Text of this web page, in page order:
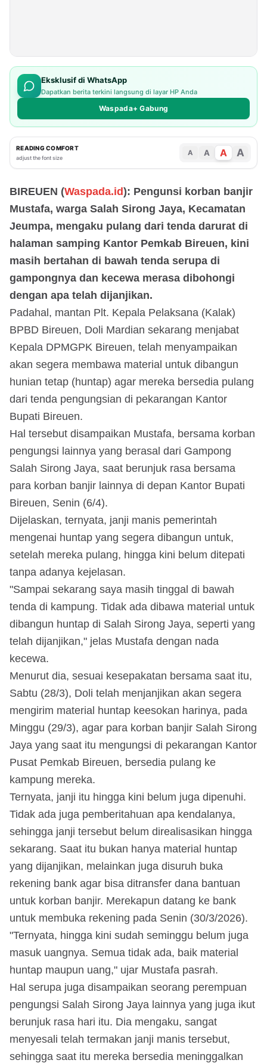
Eksklusif di WhatsApp
Dapatkan berita terkini langsung di layar HP Anda
Waspada+ Gabung
READING COMFORT
adjust the font size
A A A A
BIREUEN (Waspada.id): Pengunsi korban banjir
Mustafa, warga Salah Sirong Jaya, Kecamatan
Jeumpa, mengaku pulang dari tenda darurat di
halaman samping Kantor Pemkab Bireuen, kini
masih bertahan di bawah tenda serupa di
gampongnya dan kecewa merasa dibohongi
dengan apa telah dijanjikan.
Padahal, mantan Plt. Kepala Pelaksana (Kalak)
BPBD Bireuen, Doli Mardian sekarang menjabat
Kepala DPMGPK Bireuen, telah menyampaikan
akan segera membawa material untuk dibangun
hunian tetap (huntap) agar mereka bersedia pulang
dari tenda pengungsian di pekarangan Kantor
Bupati Bireuen.
Hal tersebut disampaikan Mustafa, bersama korban
pengungsi lainnya yang berasal dari Gampong
Salah Sirong Jaya, saat berunjuk rasa bersama
para korban banjir lainnya di depan Kantor Bupati
Bireuen, Senin (6/4).
Dijelaskan, ternyata, janji manis pemerintah
mengenai huntap yang segera dibangun untuk,
setelah mereka pulang, hingga kini belum ditepati
tanpa adanya kejelasan.
​"Sampai sekarang saya masih tinggal di bawah
tenda di kampung. Tidak ada dibawa material untuk
dibangun huntap di Salah Sirong Jaya, seperti yang
telah dijanjikan," jelas Mustafa dengan nada
kecewa.
Menurut dia, sesuai kesepakatan bersama saat itu,
Sabtu (28/3), Doli telah menjanjikan akan segera
mengirim material huntap keesokan harinya, pada
Minggu (29/3), agar para korban banjir Salah Sirong
Jaya yang saat itu mengungsi di pekarangan Kantor
Pusat Pemkab Bireuen, bersedia pulang ke
kampung mereka.
Ternyata, janji itu hingga kini belum juga dipenuhi.
Tidak ada juga pemberitahuan apa kendalanya,
sehingga janji tersebut belum direalisasikan hingga
sekarang. Saat itu bukan hanya material huntap
yang dijanjikan, melainkan juga disuruh buka
rekening bank agar bisa ditransfer dana bantuan
untuk korban banjir. Merekapun datang ke bank
untuk membuka rekening pada Senin (30/3/2026).
"Ternyata, hingga kini sudah seminggu belum juga
masuk uangnya. Semua tidak ada, baik material
huntap maupun uang," ujar Mustafa pasrah.
Hal serupa juga disampaikan seorang perempuan
pengungsi Salah Sirong Jaya lainnya yang juga ikut
berunjuk rasa hari itu. Dia mengaku, sangat
menyesali telah termakan janji manis tersebut,
sehingga saat itu mereka bersedia meninggalkan